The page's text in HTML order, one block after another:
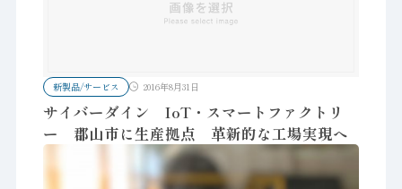
新製品/サービス 2016年8月31日
サイバーダイン IoT・スマートファクトリ
ー 郡山市に生産拠点 革新的な工場実現へ